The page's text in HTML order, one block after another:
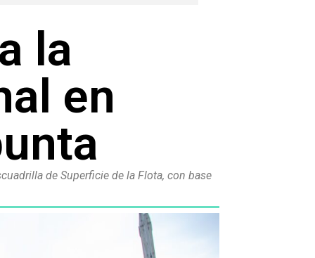
la
en
de Superficie de la Flota, con base